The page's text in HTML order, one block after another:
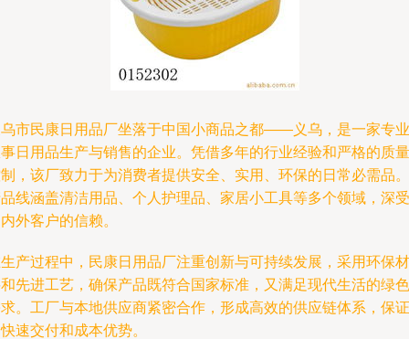
市民康日用品厂坐落于中国小商品之都——义乌，是一家专业
日用品生产与销售的企业。凭借多年的行业经验和严格的质量
，该厂致力于为消费者提供安全、实用、环保的日常必需品。
线涵盖清洁用品、个人护理品、家居小工具等多个领域，深受
外客户的信赖。
产过程中，民康日用品厂注重创新与可持续发展，采用环保材
先进工艺，确保产品既符合国家标准，又满足现代生活的绿色
。工厂与本地供应商紧密合作，形成高效的供应链体系，保证
速交付和成本优势。